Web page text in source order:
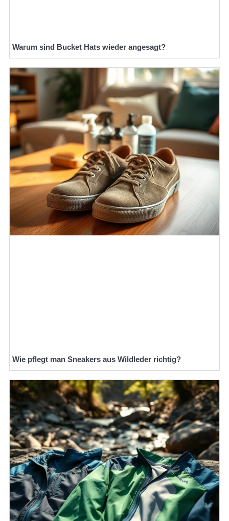
Warum sind Bucket Hats wieder angesagt?
Wie pflegt man Sneakers aus Wildleder richtig?